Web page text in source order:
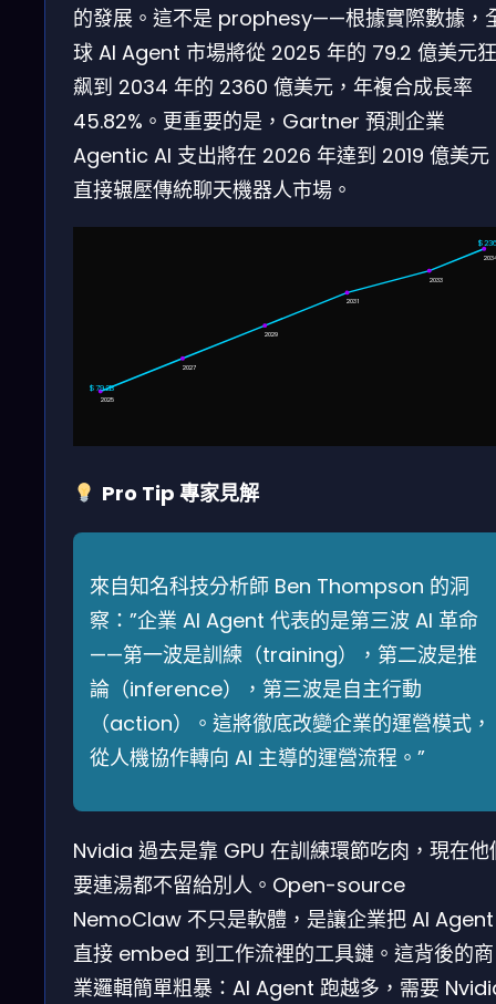
的發展。這不是 prophesy——根據實際數據，
球 AI Agent 市場將從 2025 年的 79.2 億美元狂
飙到 2034 年的 2360 億美元，年複合成長率
45.82%。更重要的是，Gartner 預測企業
Agentic AI 支出將在 2026 年達到 2019 億美元
直接辗壓傳統聊天機器人市場。
2025
2027
2029
2031
2033
$79.2B
Pro Tip 專家見解
來自知名科技分析師 Ben Thompson 的洞
察：”企業 AI Agent 代表的是第三波 AI 革命
——第一波是訓練（training），第二波是推
論（inference），第三波是自主行動
（action）。這將徹底改變企業的運營模式，
從人機協作轉向 AI 主導的運營流程。”
Nvidia 過去是靠 GPU 在訓練環節吃肉，現在他
要連湯都不留給別人。Open-source
NemoClaw 不只是軟體，是讓企業把 AI Agent
直接 embed 到工作流裡的工具鏈。這背後的商
業邏輯簡單粗暴：AI Agent 跑越多，需要